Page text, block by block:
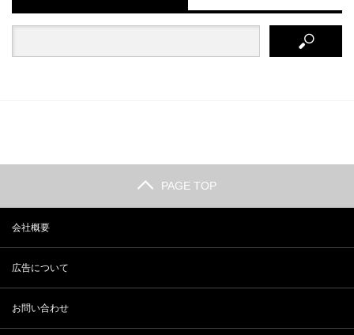
PAGE TOP
会社概要
広告について
お問い合わせ